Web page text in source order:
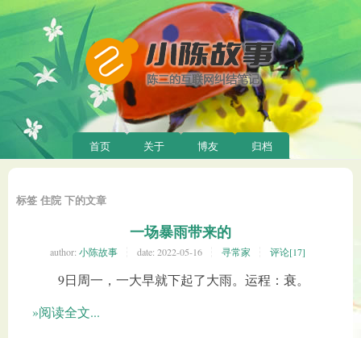
首页 关于 博友 归档
标签 住院 下的文章
一场暴雨带来的
author: 小陈故事 date: 2022-05-16 寻常家 评论[17]
9日周一，一大早就下起了大雨。运程：衰。
»阅读全文...